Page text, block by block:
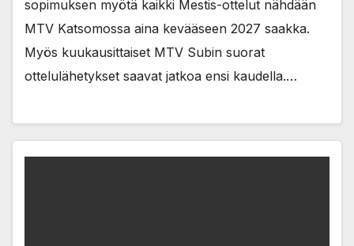
sopimuksen myötä kaikki Mestis-ottelut nähdään
MTV Katsomossa aina kevääseen 2027 saakka.
Myös kuukausittaiset MTV Subin suorat
ottelulähetykset saavat jatkoa ensi kaudella.…